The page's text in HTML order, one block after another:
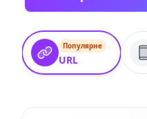
Популярне
URL